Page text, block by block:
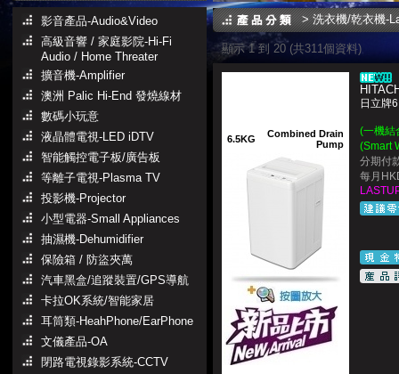
影音產品-Audio&Video
高級音響 / 家庭影院-Hi-Fi
Audio / Home Threater
擴音機-Amplifier
澳洲 Palic Hi-End 發燒線材
數碼小玩意
液晶體電視-LED iDTV
智能觸控電子板/廣告板
等離子電視-Plasma TV
投影機-Projector
小型電器-Small Appliances
抽濕機-Dehumidifier
保險箱 / 防盜夾萬
汽車黑盒/追蹤裝置/GPS導航
卡拉OK系統/智能家居
耳筒類-HeahPhone/EarPhone
文儀產品-OA
閉路電視錄影系統-CCTV
>洗衣機/乾衣機-
顯示 1 到 20 (共311個資料)
6.5KG
Combined Drain
Pump
日立牌
(一機結
(Smart
分期付
每月